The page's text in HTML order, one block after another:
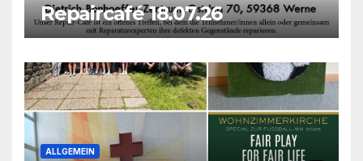
Repaircafé 18.07.26
ALLGEMEIN